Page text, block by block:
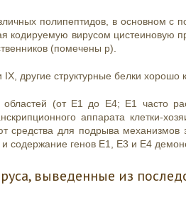
полипептидов, в основном
кодируемую вирусом цистеиновую
(помечены p).
другие структурные белки хорошо
(от E1 до E4; E1 часто
аппарата клетки-
средства для подрыва
и содержание генов E1, E3 и E4
выведенные из